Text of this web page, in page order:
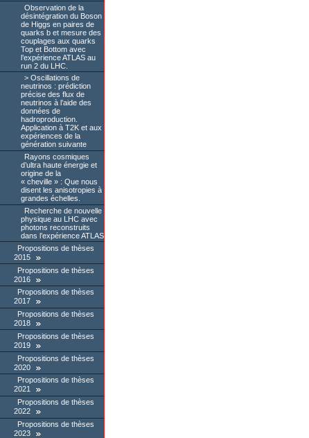
Observation de la
désintégration du Boson
de Higgs en paires de
quarks b et mesure des
couplages aux quarks
Top et Bottom avec
l’expérience ATLAS au
run 2 du LHC.
Oscillations de
neutrinos : prédiction
précise des flux de
neutrinos à l’aide des
données de
hadroproduction.
Application à T2K et aux
expériences de la
génération suivante
Rayons cosmiques
d’ultra haute énergie et
origine de la
« cheville » : Que nous
disent les anisotropies à
grandes échelles.
Recherche de nouvelle
physique au LHC avec
photons reconstruits
dans l’expérience ATLAS
Propositions de thèses
2015
Propositions de thèses
2016
Propositions de thèses
2017
Propositions de thèses
2018
Propositions de thèses
2019
Propositions de thèses
2020
Propositions de thèses
2021
Propositions de thèses
2022
Propositions de thèses
2023